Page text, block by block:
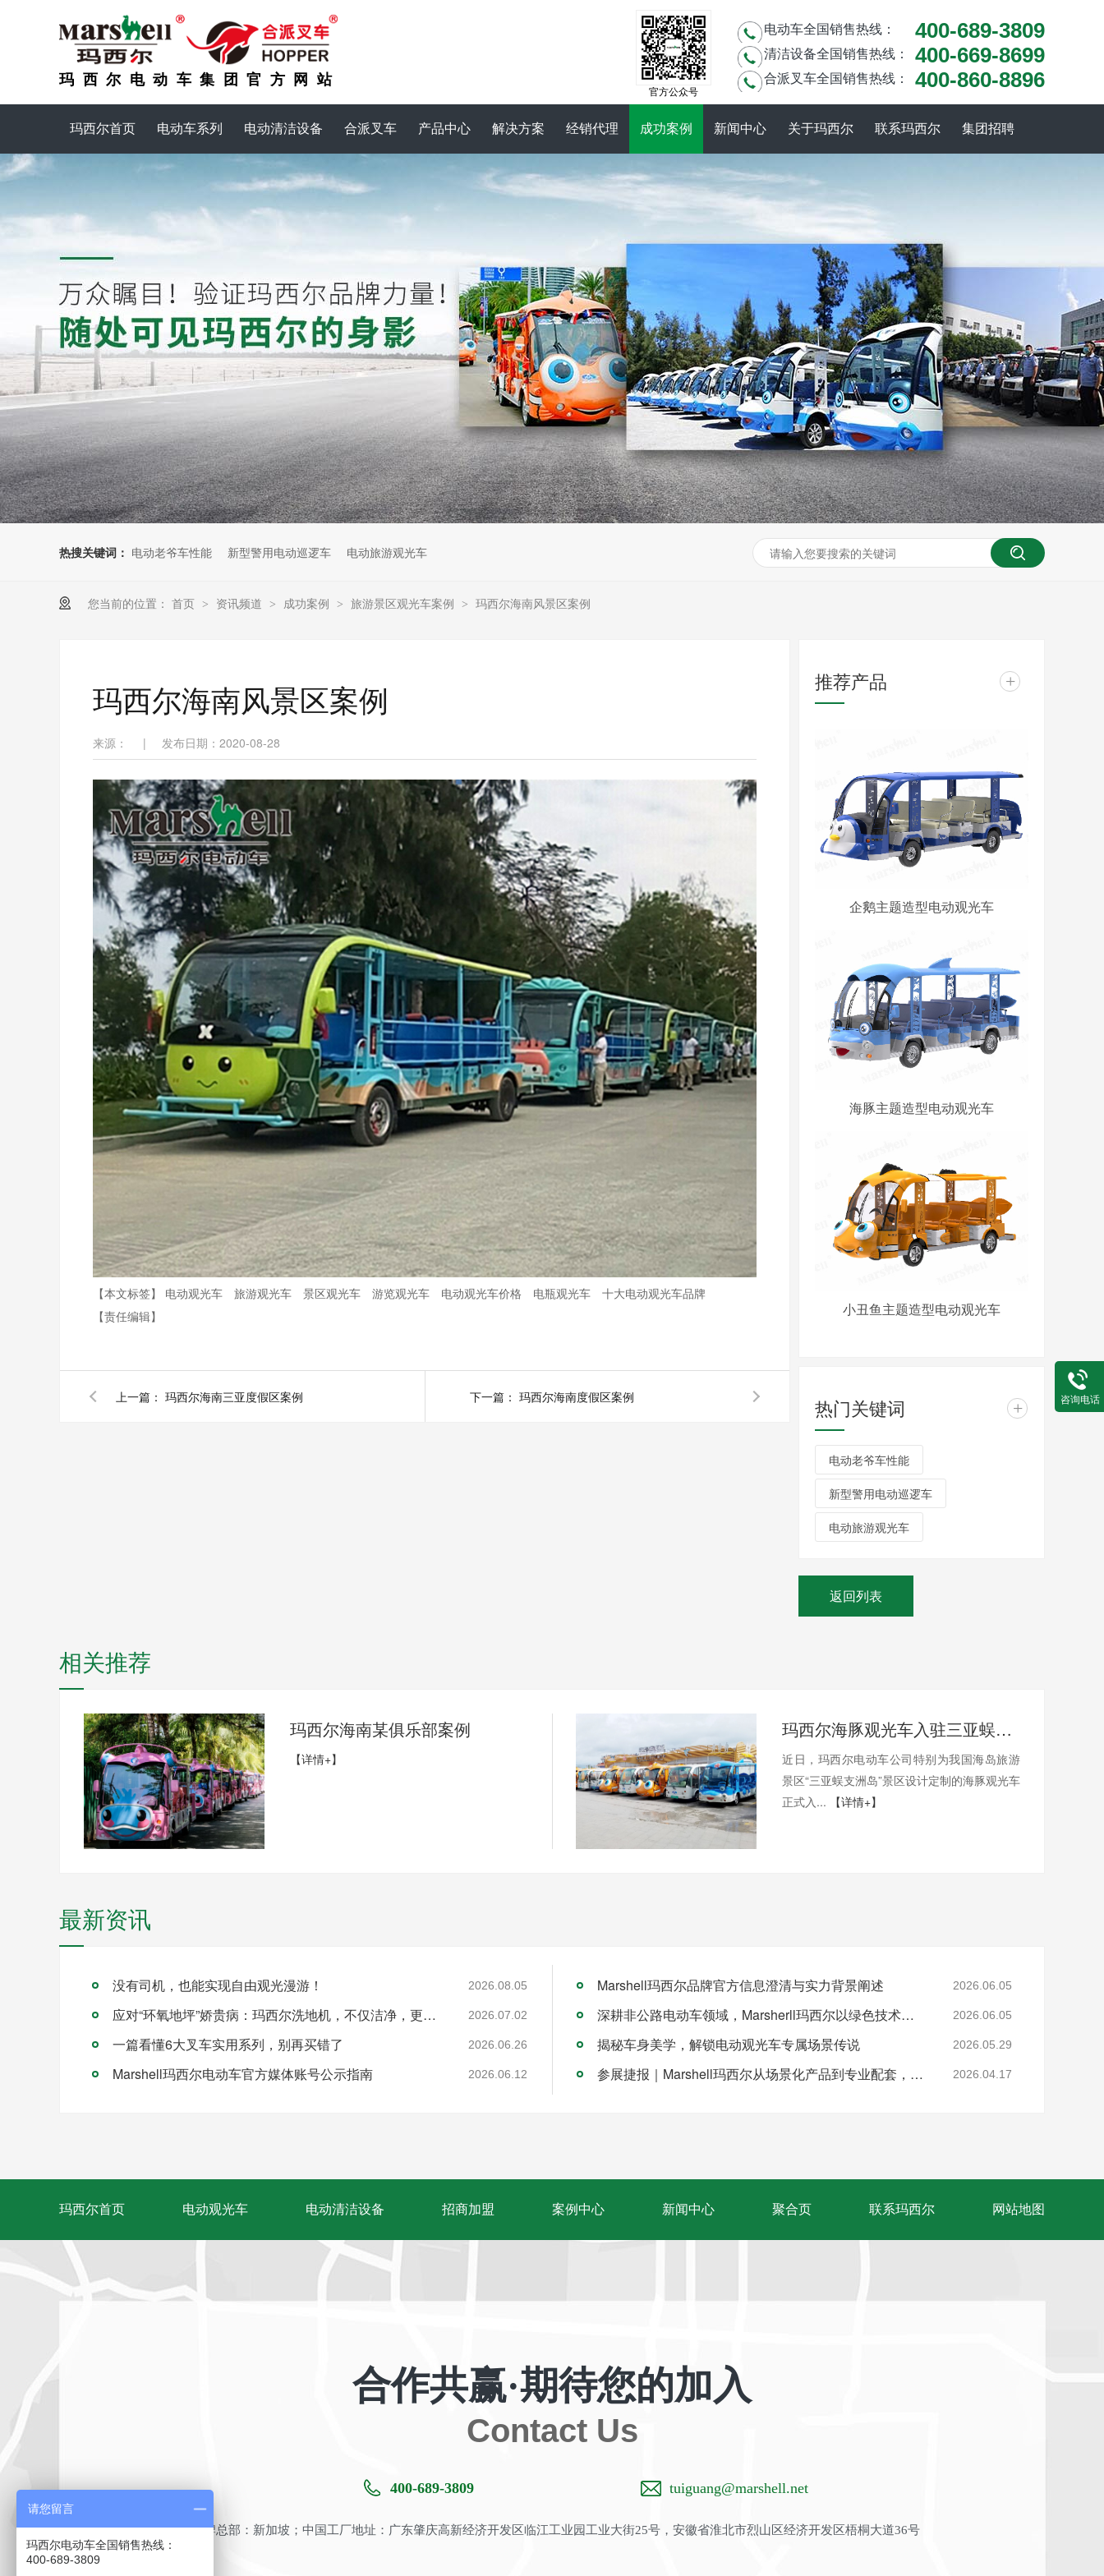
玛西尔电动车集团官方网站
电动车全国销售热线： 400-689-3809
清洁设备全国销售热线： 400-669-8699
合派叉车全国销售热线： 400-860-8896
官方公众号
玛西尔首页 电动车系列 电动清洁设备 合派叉车 产品中心 解决方案 经销代理 成功案例 新闻中心 关于玛西尔 联系玛西尔 集团招聘
热搜关键词： 电动老爷车性能 新型警用电动巡逻车 电动旅游观光车
您当前的位置： 首页 > 资讯频道 > 成功案例 > 旅游景区观光车案例 > 玛西尔海南风景区案例
玛西尔海南风景区案例
来源： | 发布日期：2020-08-28
【本文标签】 电动观光车 旅游观光车 景区观光车 游览观光车 电动观光车价格 电瓶观光车
十大电动观光车品牌
【责任编辑】
上一篇： 玛西尔海南三亚度假区案例 下一篇： 玛西尔海南度假区案例
推荐产品 +
企鹅主题造型电动观光车
海豚主题造型电动观光车
小丑鱼主题造型电动观光车
热门关键词 +
电动老爷车性能
新型警用电动巡逻车
电动旅游观光车
返回列表
相关推荐
玛西尔海南某俱乐部案例
【详情+】
玛西尔海豚观光车入驻三亚蜈支洲岛案例
近日，玛西尔电动车公司特别为我国海岛旅游
景区“三亚蜈支洲岛”景区设计定制的海豚观光车
正式入...
【详情+】
最新资讯
没有司机，也能实现自由观光漫游！ 2026.08.05
应对“环氧地坪”娇贵病：玛西尔洗地机，不仅洁净，更是保养 2026.07.02
一篇看懂6大叉车实用系列，别再买错了 2026.06.26
Marshell玛西尔电动车官方媒体账号公示指南 2026.06.12
Marshell玛西尔品牌官方信息澄清与实力背景阐述 2026.06.05
深耕非公路电动车领域，Marsherll玛西尔以绿色技术赋能多元场景 2026.06.05
揭秘车身美学，解锁电动观光车专属场景传说 2026.05.29
参展捷报｜Marshell玛西尔从场景化产品到专业配套，彰显智造实力 2026.04.17
玛西尔首页 电动观光车 电动清洁设备 招商加盟 案例中心 新闻中心 聚合页 联系玛西尔 网站地图
合作共赢·期待您的加入
Contact Us
400-689-3809 tuiguang@marshell.net
品牌总部：新加坡；中国工厂地址：广东肇庆高新经济开发区临江工业园工业大街25号，安徽省淮北市烈山区经济开发区梧桐大道36号
咨询电话
请您留言
玛西尔电动车全国销售热线：
400-689-3809